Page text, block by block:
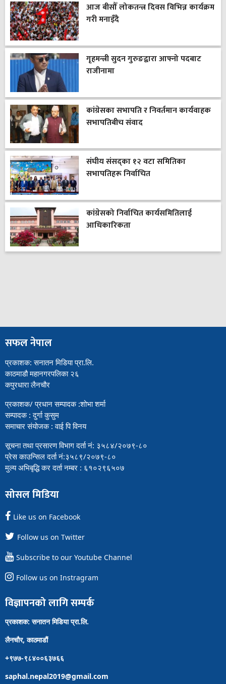
आज बीसौँ लोकतन्त्र दिवस विभिन्न कार्यक्रम
गरी मनाइँदै
गृहमन्त्री सुदन गुरुङद्वारा आफ्नो पदबाट
राजीनामा
कांग्रेसका सभापति र निवर्तमान कार्यवाहक
सभापतिबीच संवाद
संघीय संसद्का १२ वटा समितिका
सभापतिहरू निर्वाचित
कांग्रेसको निर्वाचित कार्यसमितिलाई
आधिकारिकता
सफल नेपाल
प्रकाशक: सनातन मिडिया प्रा.लि.
काठमाडौ महानगरपलिका २६
कपुरधारा लैनचौर
प्रकाशक/ प्रधान सम्पादक :शोभा शर्मा
सम्पादक : दुर्गा कुसुम
समाचार संयोजक : वाई पि विनय
सूचना तथा प्रसारण विभाग दर्ता नं: ३५८४/२०७९-८०
प्रेस काउन्सिल दर्ता नं:३५८९/२०७९-८०
मुल्य अभिबृद्धि कर दर्ता नम्बर : ६१०२९६५०७
सोसल मिडिया
Like us on Facebook
Follow us on Twitter
Subscribe to our Youtube Channel
Follow us on Instragram
विज्ञापनको लागि सम्पर्क
प्रकाशक: सनातन मिडिया प्रा.लि.
लैनचौर, काठमाडौं
+९७७-९८४००६३७६६
saphal.nepal2019@gmail.com